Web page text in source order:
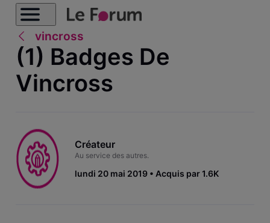
vincross
(1) Badges De
Vincross
Créateur
Au service des autres.
lundi 20 mai 2019 Acquis par 1.6K